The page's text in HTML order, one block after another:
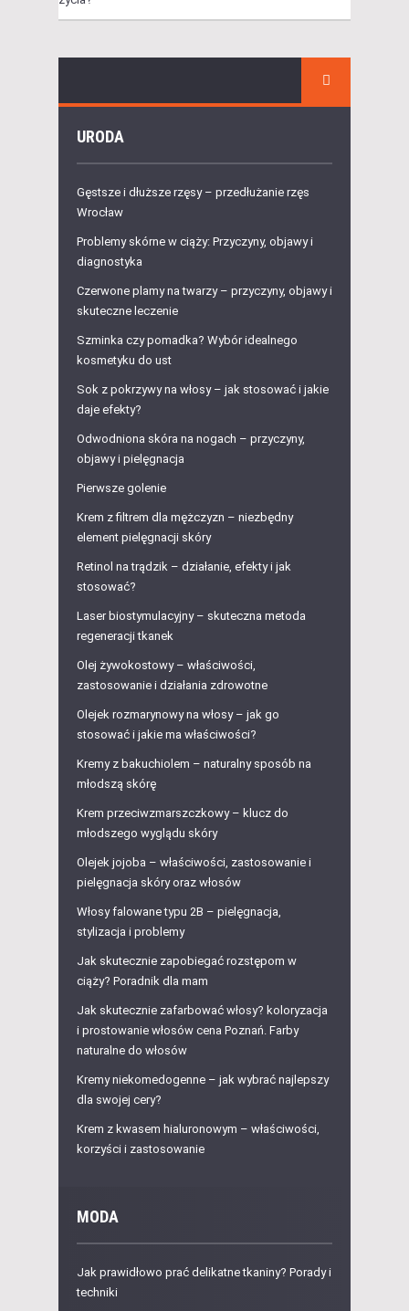
URODA
Gęstsze i dłuższe rzęsy – przedłużanie rzęs
Wrocław
Problemy skórne w ciąży: Przyczyny, objawy i
diagnostyka
Czerwone plamy na twarzy – przyczyny, objawy i
skuteczne leczenie
Szminka czy pomadka? Wybór idealnego
kosmetyku do ust
Sok z pokrzywy na włosy – jak stosować i jakie
daje efekty?
Odwodniona skóra na nogach – przyczyny,
objawy i pielęgnacja
Pierwsze golenie
Krem z filtrem dla mężczyzn – niezbędny
element pielęgnacji skóry
Retinol na trądzik – działanie, efekty i jak
stosować?
Laser biostymulacyjny – skuteczna metoda
regeneracji tkanek
Olej żywokostowy – właściwości,
zastosowanie i działania zdrowotne
Olejek rozmarynowy na włosy – jak go
stosować i jakie ma właściwości?
Kremy z bakuchiolem – naturalny sposób na
młodszą skórę
Krem przeciwzmarszczkowy – klucz do
młodszego wyglądu skóry
Olejek jojoba – właściwości, zastosowanie i
pielęgnacja skóry oraz włosów
Włosy falowane typu 2B – pielęgnacja,
stylizacja i problemy
Jak skutecznie zapobiegać rozstępom w
ciąży? Poradnik dla mam
Jak skutecznie zafarbować włosy? koloryzacja
i prostowanie włosów cena Poznań. Farby
naturalne do włosów
Kremy niekomedogenne – jak wybrać najlepszy
dla swojej cery?
Krem z kwasem hialuronowym – właściwości,
korzyści i zastosowanie
MODA
Jak prawidłowo prać delikatne tkaniny? Porady i
techniki